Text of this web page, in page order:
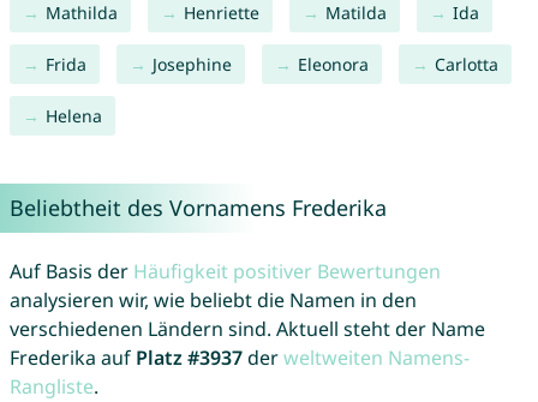
Mathilda Henriette Matilda Ida
Frida Josephine Eleonora Carlotta
Helena
Beliebtheit des Vornamens Frederika
Auf Basis der Häufigkeit positiver Bewertungen
analysieren wir, wie beliebt die Namen in den
verschiedenen Ländern sind. Aktuell steht der Name
Frederika auf Platz #3937derweltweiten Namens-
Rangliste.